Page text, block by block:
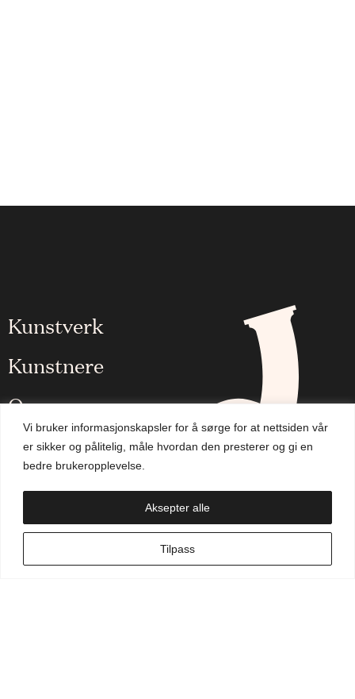
Vi bruker informasjonskapsler for å sørge for at nettsiden vår
er sikker og pålitelig, måle hvordan den presterer og gi en
bedre brukeropplevelse.
Tilpass
Aksepter alle
Kunstverk
Kunstnere
Om oss
Aktuelt
Handlekurv
NO